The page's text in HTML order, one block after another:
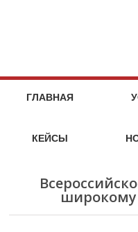
ГЛАВНАЯ
КЕЙСЫ
широкому